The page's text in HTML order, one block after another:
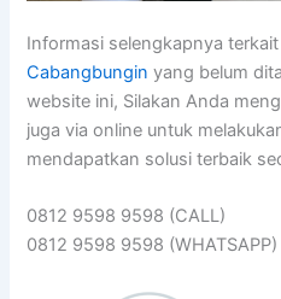
Informasi selengkapnya terkait
Cabangbungin yang belum
website ini, Silakan Anda
juga via online untuk
mendapatkan solusi terbaik
0812 9598 9598 (CALL)
0812 9598 9598 (WHATSAPP)